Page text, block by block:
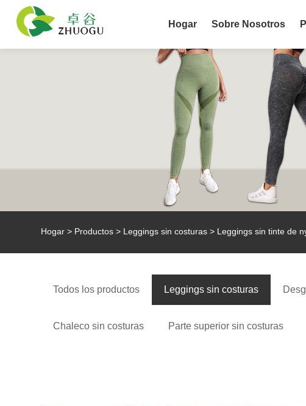
Hogar Sobre Nosotros
Hogar > Productos > Leggings sin costuras > Leggings sin tinte de
Todos los productos Leggings sin costuras
Chaleco sin costuras Parte superior sin costuras